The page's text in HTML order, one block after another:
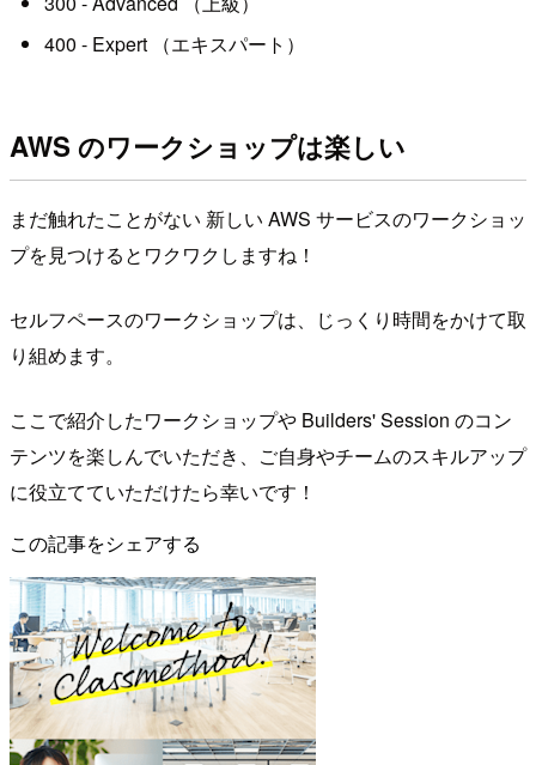
400 - Expert （エキスパート）
AWS のワークショップは楽しい
まだ触れたことがない 新しい AWS サービスのワークショッ
プを見つけるとワクワクしますね！
セルフペースのワークショップは、じっくり時間をかけて取
り組めます。
ここで紹介したワークショップや Builders' Session のコン
テンツを楽しんでいただき、ご自身やチームのスキルアップ
に役立てていただけたら幸いです！
この記事をシェアする